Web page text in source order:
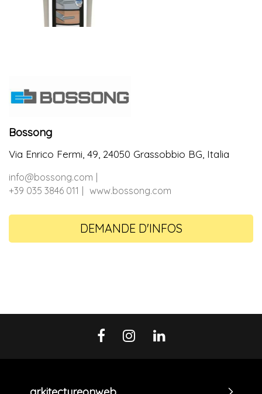
Bossong
Via Enrico Fermi, 49, 24050 Grassobbio BG, Italia
info@bossong.com
+39 035 3846 011
www.bossong.com
DEMANDE D'INFOS